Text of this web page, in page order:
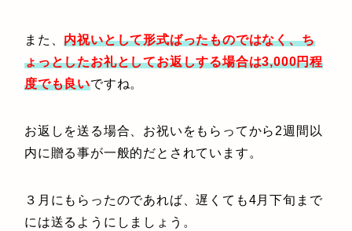
また、内祝いとして形式ばったものではなく、ち
ょっとしたお礼としてお返しする場合は3,000円程
度でも良いですね。
お返しを送る場合、お祝いをもらってから2週間以
内に贈る事が一般的だとされています。
３月にもらったのであれば、遅くても4月下旬まで
には送るようにしましょう。